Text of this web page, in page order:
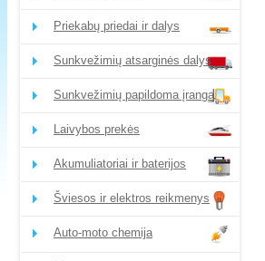
Priekabų priedai ir dalys
Sunkvežimių atsarginės dalys
Sunkvežimių papildoma įranga
Laivybos prekės
Akumuliatoriai ir baterijos
Šviesos ir elektros reikmenys
Auto-moto chemija